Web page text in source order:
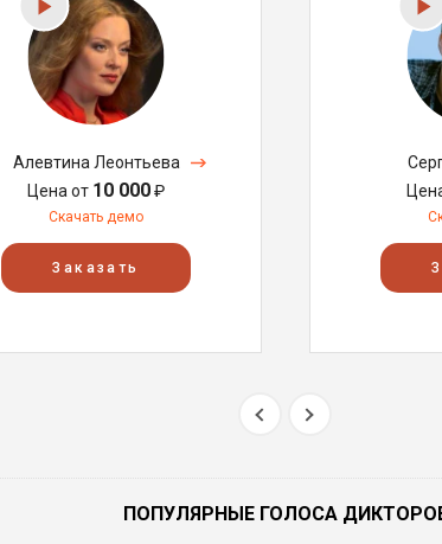
Алевтина Леонтьева
Цена от 10 000₽
Скачать демо
Заказать
ПОПУЛЯРНЫЕ ГОЛОСА